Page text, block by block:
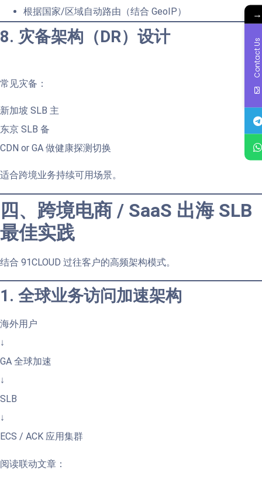
根据国家/区域自动路由（结合 GeoIP）
8. 灾备架构（DR）设计
常见灾备：
新加坡 SLB 主
东京 SLB 备
CDN or GA 做健康探测切换
适合跨境业务持续可用场景。
四、跨境电商 / SaaS 出海 SLB
最佳实践
结合 91CLOUD 过往客户的高频架构模式。
1. 全球业务访问加速架构
海外用户
↓
GA 全球加速
↓
SLB
↓
ECS / ACK 应用集群
阅读联动文章：
→
Contact Us